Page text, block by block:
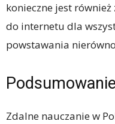
konieczne jest
do internetu dla
powstawania
Podsumowanie
Zdalne nauczanie w